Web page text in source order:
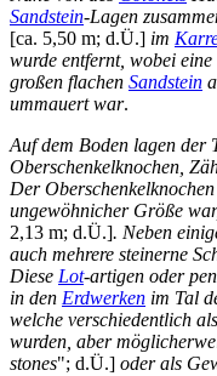
Sandstein-Lagen
[ca. 5,50 m; d.Ü.] im
wurde entfernt, wobei
großen flachen Sandstein
ummauert war.
Auf dem Boden lagen der
Oberschenkelknochen,
Der
ungewöhnicher Größe
2,13 m; d.Ü.]. Neben
auch mehrere steinerne
Diese Lot-artigen oder
in den Erdwerken im Tal
welche verschiedentlich
wurden, aber
stones"; d.Ü.] oder als